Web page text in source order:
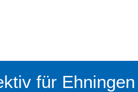
für Ehningen